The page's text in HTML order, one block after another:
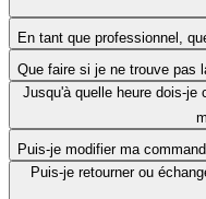
En tant que professionnel,
Que faire si je ne trouve pas
Jusqu'à quelle heure dois-je
Puis-je modifier ma
Puis-je retourner ou